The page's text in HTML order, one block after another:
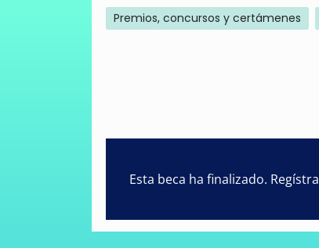
Premios, concursos y certámenes
Esta beca ha finalizado.